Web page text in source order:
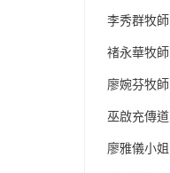
李秀群牧師
禇永華牧師
廖婉芬牧師
巫啟充傳道
廖雅儀小姐